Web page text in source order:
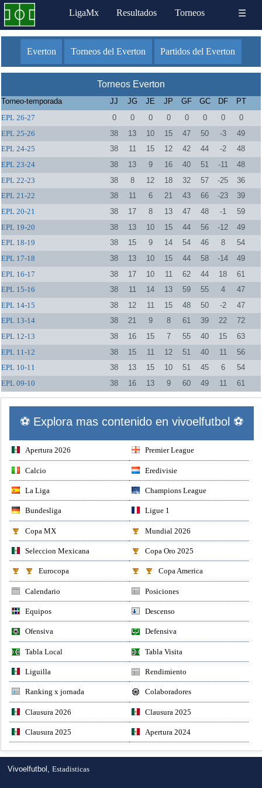
LigaMx Resultados Torneos ☰
Everton Torneos del Everton Partidos del Everton
Torneos Everton
Torneo-temporada JJ JG JE JP GF GC DF
PT
EPL 26-27
0 0 0 0 0 0 0
0
EPL 25-26
38 13 10 15 47 50 -3
49
EPL 24-25
38 11 15 12 42 44 -2
48
EPL 23-24
38 13 9 16 40 51 -11
48
EPL 22-23
38 8 12 18 32 57 -25
36
EPL 21-22
38 11 6 21 43 66 -23
39
EPL 20-21
38 17 8 13 47 48 -1
59
EPL 19-20
38 13 10 15 44 56 -12
49
EPL 18-19
38 15 9 14 54 46 8
54
EPL 17-18
38 13 10 15 44 58 -14
49
EPL 16-17
38 17 10 11 62 44 18
61
EPL 15-16
38 11 14 13 59 55 4
47
EPL 14-15
38 12 11 15 48 50 -2
47
EPL 13-14
38 21 9 8 61 39 22
72
EPL 12-13
38 16 15 7 55 40 15
63
EPL 11-12
38 15 11 12 51 40 11
56
EPL 10-11
38 13 15 10 51 45 6
54
EPL 09-10
38 16 13 9 60 49 11 61
⚽ Explora mas contenido en vivoelfutbol ⚽
Apertura 2026 Premier League
Calcio Eredivisie
La Liga Champions League
Bundesliga Ligue 1
Copa MX Mundial 2026
Seleccion Mexicana Copa Oro 2025
Eurocopa Copa America
Calendario Posiciones
Equipos Descenso
Ofensiva Defensiva
Tabla Local Tabla Visita
Liguilla Rendimiento
Ranking x jornada Colaboradores
Clausura 2026 Clausura 2025
Clausura 2025 Apertura 2024
Vivoelfutbol,Estadisticas